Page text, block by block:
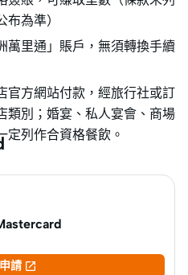
為準）
萬里通」賬戶，無須轉換手續
官方網站付款，經旅行社或訂
類別；婚宴、私人宴會、商場
定列作合資格餐飲。
請 